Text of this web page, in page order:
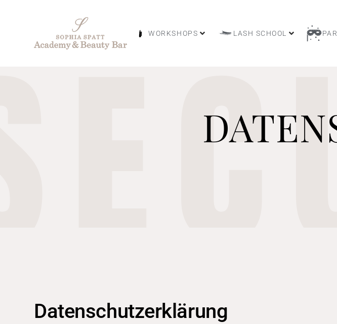
WORKSHOPS LASH SCHOOL
Datenschutz­erklärung